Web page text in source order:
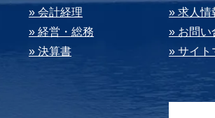
» 会計経理
» 経営・総務
» 決算書
» 求⼈情
» お問い
» サイト